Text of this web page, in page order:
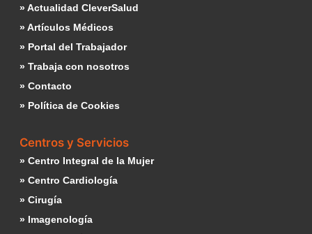
» Actualidad CleverSalud
» Artículos Médicos
» Portal del Trabajador
» Trabaja con nosotros
» Contacto
» Política de Cookies
Centros y Servicios
» Centro Integral de la Mujer
» Centro Cardiología
» Cirugía
» Imagenología